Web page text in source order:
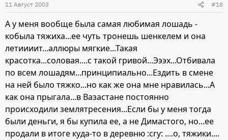
11 Август 2003 #18
А у меня вообще была самая любимая лошадь -
кобыла тяжиха...ее чуть тронешь шенкелем и она
летиииит...аллюры мягкие...Такая
красотка...соловая....с такой гривой...Эээх...Отбивала
по всем лошадям...принципиально...Ездить в смене
на ней было тяжко...но как же она мне нравилась...А
как она прыгала...в Вазастане постоянно
происходили землятресения...Если бы у меня тогда
были деньги, я бы купила ее, а не Димастого, но...ее
продали в итоге куда-то в деревню :cry: ....о, тяжики....